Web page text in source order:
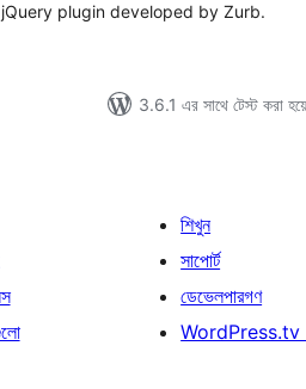
plugin developed by Zurb.
3.6.1 এর সাথে টেস্ট করা
শিখুন
সাপোর্ট
ডেভেলপারগণ
WordPress.tv